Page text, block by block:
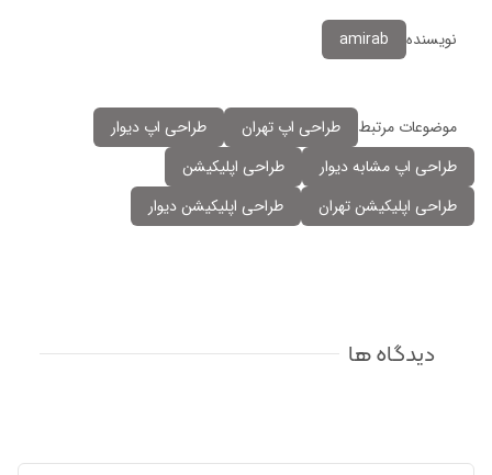
نویسنده amirab
موضوعات مرتبط طراحی اپ تهران
طراحی اپ دیوار
طراحی اپ مشابه دیوار
طراحی اپلیکیشن
طراحی اپلیکیشن تهران
طراحی اپلیکیشن دیوار
دیدگاه ها